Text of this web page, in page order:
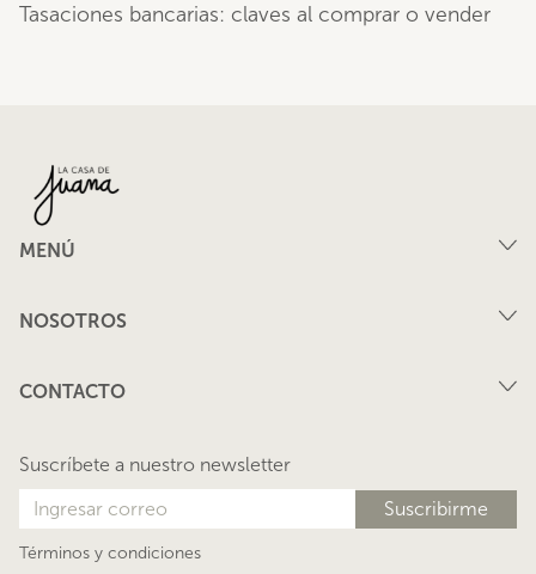
Tasaciones bancarias: claves al comprar o vender
MENÚ
Nosotros
Blog
NOSOTROS
CONTACTO
Suscríbete a nuestro newsletter
Términos y condiciones